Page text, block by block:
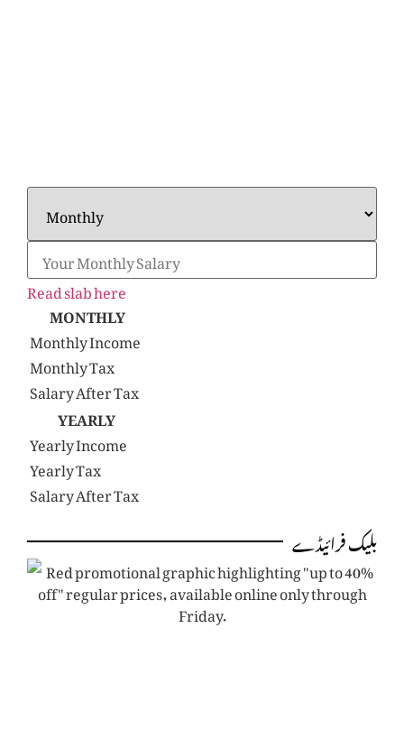
Read slab here
MONTHLY
Monthly Income
Monthly Tax
Salary After Tax
YEARLY
Yearly Income
Yearly Tax
Salary After Tax
بلیک فرائیڈے